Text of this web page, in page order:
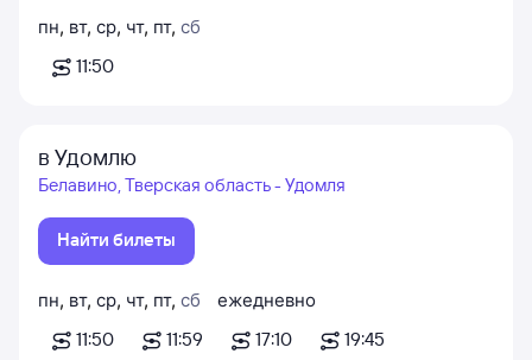
пн, вт, ср, чт, пт, сб
11:50
в Удомлю
Белавино, Тверская область - Удомля
Найти билеты
пн, вт, ср, чт, пт, сб
11:50
11:59
ежедневно
17:10
19:45